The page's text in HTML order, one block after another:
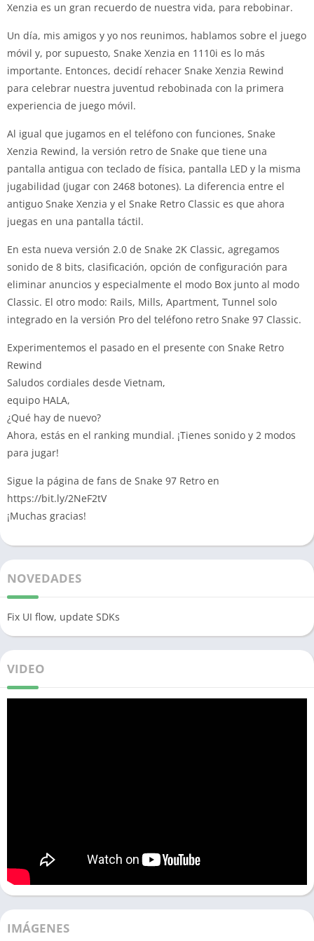
Xenzia es un gran recuerdo de nuestra vida, para rebobinar.
Un día, mis amigos y yo nos reunimos, hablamos sobre el juego
móvil y, por supuesto, Snake Xenzia en 1110i es lo más
importante. Entonces, decidí rehacer Snake Xenzia Rewind
para celebrar nuestra juventud rebobinada con la primera
experiencia de juego móvil.
Al igual que jugamos en el teléfono con funciones, Snake
Xenzia Rewind, la versión retro de Snake que tiene una
pantalla antigua con teclado de física, pantalla LED y la misma
jugabilidad (jugar con 2468 botones). La diferencia entre el
antiguo Snake Xenzia y el Snake Retro Classic es que ahora
juegas en una pantalla táctil.
En esta nueva versión 2.0 de Snake 2K Classic, agregamos
sonido de 8 bits, clasificación, opción de configuración para
eliminar anuncios y especialmente el modo Box junto al modo
Classic. El otro modo: Rails, Mills, Apartment, Tunnel solo
integrado en la versión Pro del teléfono retro Snake 97 Classic.
Experimentemos el pasado en el presente con Snake Retro
Rewind
Saludos cordiales desde Vietnam,
equipo HALA,
¿Qué hay de nuevo?
Ahora, estás en el ranking mundial. ¡Tienes sonido y 2 modos
para jugar!
Sigue la página de fans de Snake 97 Retro en
https://bit.ly/2NeF2tV
¡Muchas gracias!
NOVEDADES
Fix UI flow, update SDKs
VIDEO
IMÁGENES